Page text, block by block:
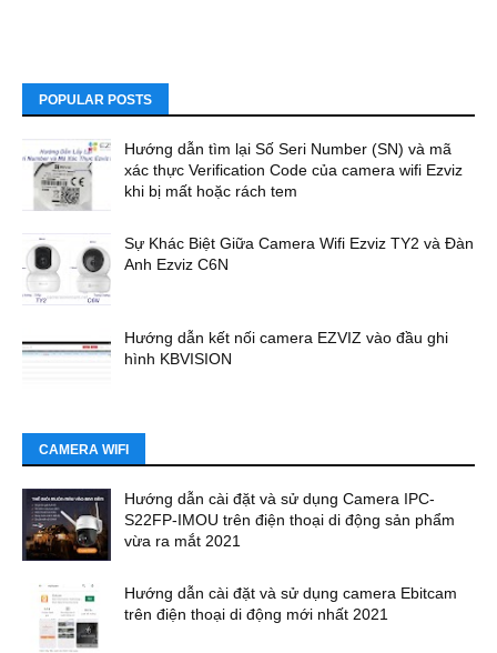
POPULAR POSTS
Hướng dẫn tìm lại Số Seri Number (SN) và mã
xác thực Verification Code của camera wifi Ezviz
khi bị mất hoặc rách tem
Sự Khác Biệt Giữa Camera Wifi Ezviz TY2 và Đàn
Anh Ezviz C6N
Hướng dẫn kết nối camera EZVIZ vào đầu ghi
hình KBVISION
CAMERA WIFI
Hướng dẫn cài đặt và sử dụng Camera IPC-
S22FP-IMOU trên điện thoại di động sản phẩm
vừa ra mắt 2021
Hướng dẫn cài đặt và sử dụng camera Ebitcam
trên điện thoại di động mới nhất 2021